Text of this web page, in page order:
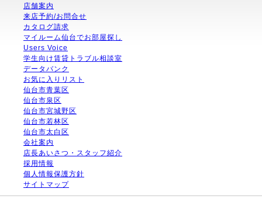
店舗案内
来店予約/お問合せ
カタログ請求
マイルーム仙台でお部屋探し
Users Voice
学生向け賃貸トラブル相談室
データバンク
お気に入りリスト
仙台市青葉区
仙台市泉区
仙台市宮城野区
仙台市若林区
仙台市太白区
会社案内
店長あいさつ・スタッフ紹介
採用情報
個人情報保護方針
サイトマップ